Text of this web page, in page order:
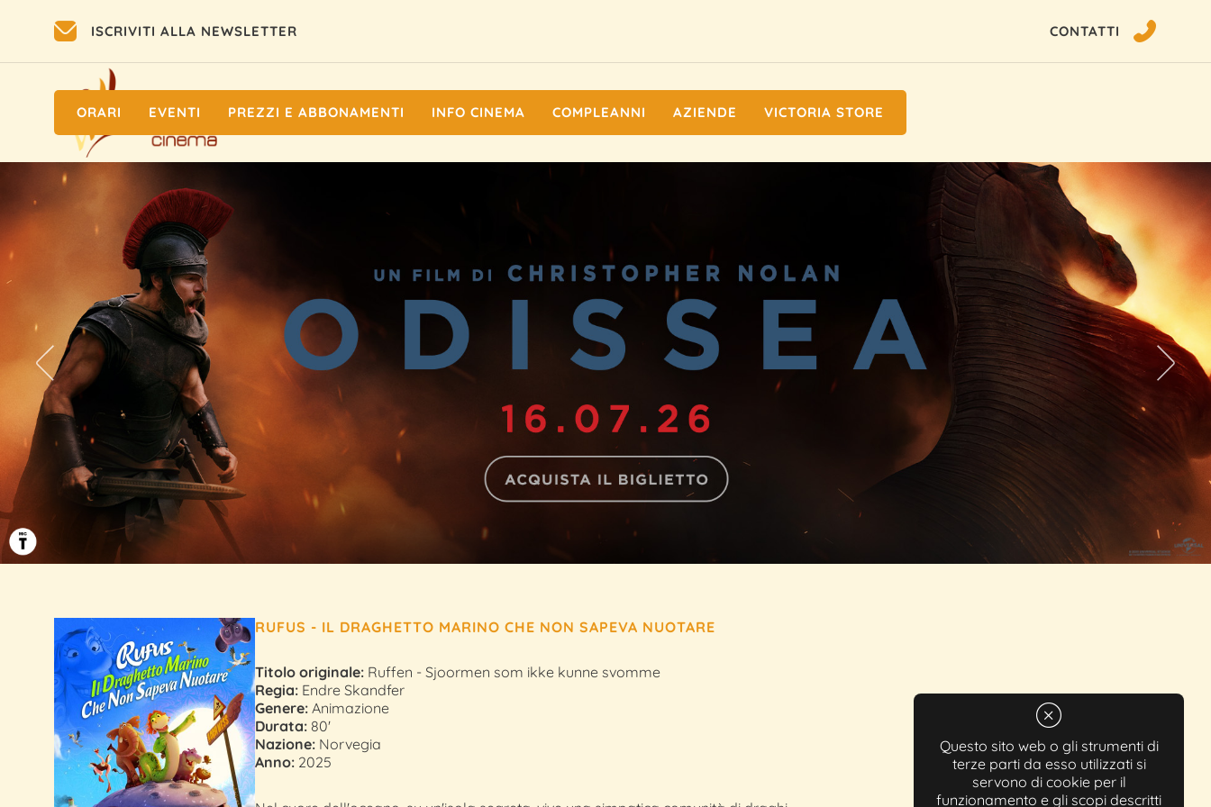
Questo sito web o gli strumenti di
terze parti da esso utilizzati si
servono di cookie per il
funzionamento e gli scopi descritti
ISCRIVITI ALLA NEWSLETTER CONTATTI
ORARI EVENTI PREZZI E ABBONAMENTI INFO CINEMA COMPLEANNI AZIENDE VICTORIA STORE
RUFUS - IL DRAGHETTO MARINO CHE NON SAPEVA NUOTARE
Titolo originale: Ruffen - Sjoormen som ikke kunne svomme
Regia: Endre Skandfer
Genere: Animazione
Durata: 80'
Nazione: Norvegia
Anno: 2025